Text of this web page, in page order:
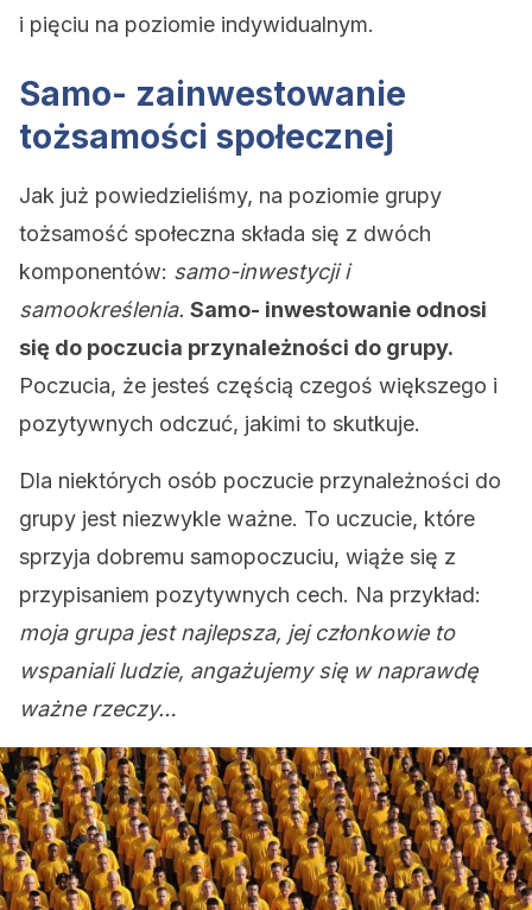
i pięciu na poziomie indywidualnym.
Samo- zainwestowanie
tożsamości społecznej
Jak już powiedzieliśmy, na poziomie grupy
tożsamość społeczna składa się z dwóch
komponentów: samo-inwestycji i
samookreślenia. Samo- inwestowanie odnosi
się do poczucia przynależności do grupy.
Poczucia, że jesteś częścią czegoś większego i
pozytywnych odczuć, jakimi to skutkuje.
Dla niektórych osób poczucie przynależności do
grupy jest niezwykle ważne. To uczucie, które
sprzyja dobremu samopoczuciu, wiąże się z
przypisaniem pozytywnych cech. Na przykład:
moja grupa jest najlepsza, jej członkowie to
wspaniali ludzie, angażujemy się w naprawdę
ważne rzeczy…